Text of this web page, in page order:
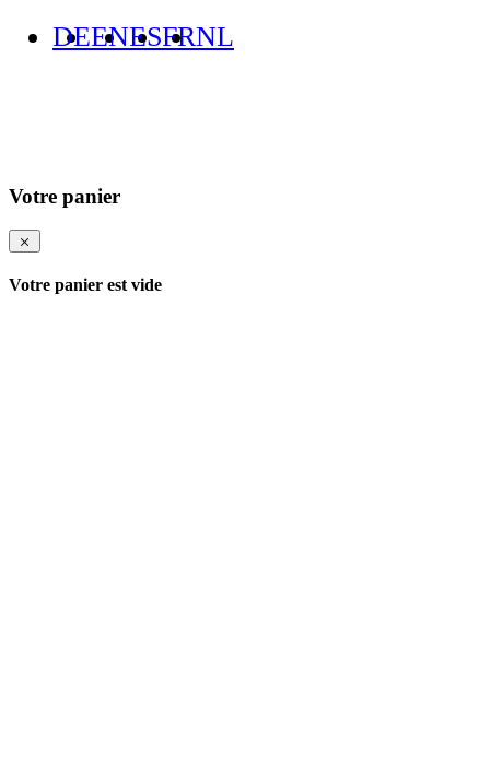
DEENESFRNL
Votre panier
Votre panier est vide